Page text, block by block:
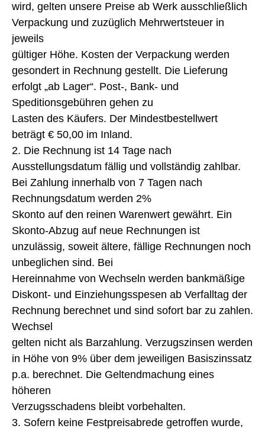
wird, gelten unsere Preise ab Werk ausschließlich
Verpackung und zuzüglich Mehrwertsteuer in
jeweils
gültiger Höhe. Kosten der Verpackung werden
gesondert in Rechnung gestellt. Die Lieferung
erfolgt „ab Lager“. Post-, Bank- und
Speditionsgebühren gehen zu
Lasten des Käufers. Der Mindestbestellwert
beträgt € 50,00 im Inland.
2. Die Rechnung ist 14 Tage nach
Ausstellungsdatum fällig und vollständig zahlbar.
Bei Zahlung innerhalb von 7 Tagen nach
Rechnungsdatum werden 2%
Skonto auf den reinen Warenwert gewährt. Ein
Skonto-Abzug auf neue Rechnungen ist
unzulässig, soweit ältere, fällige Rechnungen noch
unbeglichen sind. Bei
Hereinnahme von Wechseln werden bankmäßige
Diskont- und Einziehungsspesen ab Verfalltag der
Rechnung berechnet und sind sofort bar zu zahlen.
Wechsel
gelten nicht als Barzahlung. Verzugszinsen werden
in Höhe von 9% über dem jeweiligen Basiszinssatz
p.a. berechnet. Die Geltendmachung eines
höheren
Verzugsschadens bleibt vorbehalten.
3. Sofern keine Festpreisabrede getroffen wurde,